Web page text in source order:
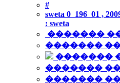
#
sweta 0 196 01 ,
: sweta
�������
�������
�������
�������
�������